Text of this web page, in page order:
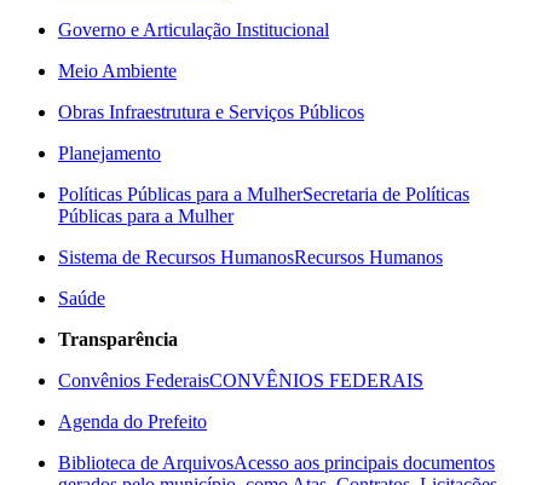
Governo e Articulação Institucional
Meio Ambiente
Obras Infraestrutura e Serviços Públicos
Planejamento
Políticas Públicas para a MulherSecretaria de Políticas
Públicas para a Mulher
Sistema de Recursos HumanosRecursos Humanos
Saúde
Transparência
Convênios FederaisCONVÊNIOS FEDERAIS
Agenda do Prefeito
Biblioteca de ArquivosAcesso aos principais documentos